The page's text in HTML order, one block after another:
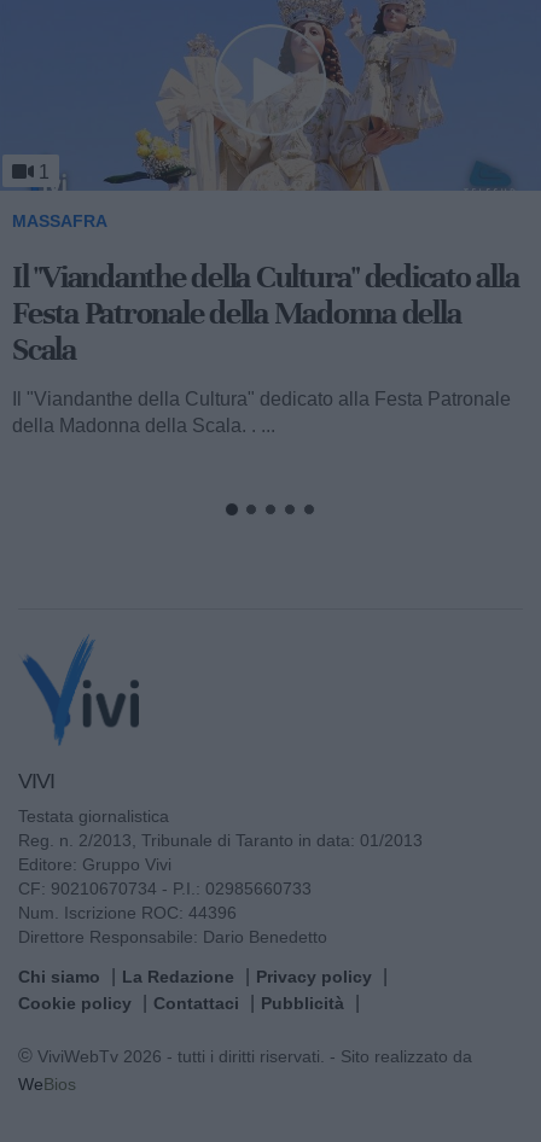
1
MASSAFRA
Il "Viandanthe della Cultura" dedicato alla
Festa Patronale della Madonna della
Scala
Il "Viandanthe della Cultura" dedicato alla Festa Patronale
della Madonna della Scala. . ...
VIVI
Testata giornalistica
Reg. n. 2/2013, Tribunale di Taranto in data: 01/2013
Editore: Gruppo Vivi
CF: 90210670734 - P.I.: 02985660733
Num. Iscrizione ROC: 44396
Direttore Responsabile: Dario Benedetto
Chi siamo La Redazione
Privacy policy
Cookie policy
Contattaci Pubblicità
© ViviWebTv 2026 - tutti i diritti riservati. - Sito realizzato da
WeBios